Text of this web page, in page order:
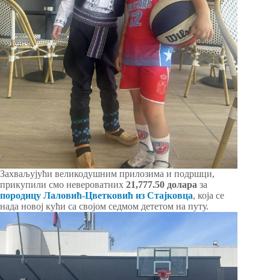
Захваљујући великодушним прилозима и подршци,
прикупили смо невероватних 21,777.50 долара за
породицу Лаловић-Цветковић из Стајковца, која се
нада новој кући са својом седмом дететом на путу.